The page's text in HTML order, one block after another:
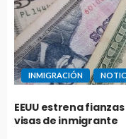
INMIGRACIÓN
EEUU estrena
visas de inmigrante